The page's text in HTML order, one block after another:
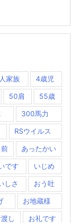
家族 4歳児
50肩 55歳
300馬力
RSウイルス
あったかい
です いじめ
しさ おう吐
お地蔵様
し お礼です